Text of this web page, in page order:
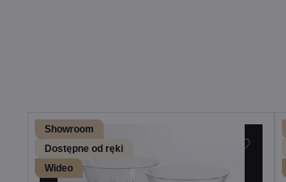
Showroom
Dostępne od ręki
Wideo